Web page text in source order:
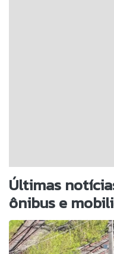
Últimas
ônibus e